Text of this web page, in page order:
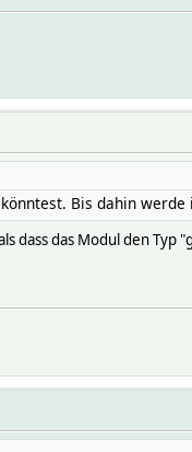
Bis dahin werde
dass das Modul den Typ